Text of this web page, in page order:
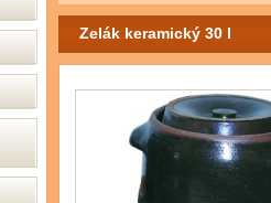
Zelák keramický 30 l